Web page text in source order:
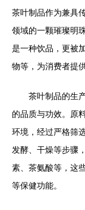
茶叶制品作为兼具
领域的一颗璀璨明
是一种饮品，更被
物等，为消费者提
茶叶制品的生
的品质与功效。原
环境，经过严格筛
发酵、干燥等步骤
素、茶氨酸等，这
等保健功能。